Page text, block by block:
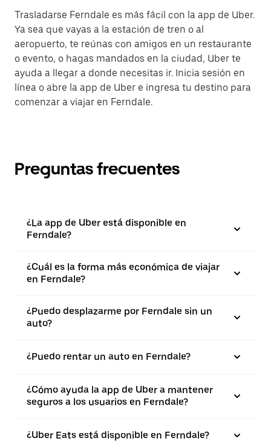
Trasladarse Ferndale es más fácil con la app de Uber.
Ya sea que vayas a la estación de tren o al
aeropuerto, te reúnas con amigos en un restaurante
o evento, o hagas mandados en la ciudad, Uber te
ayuda a llegar a donde necesitas ir. Inicia sesión en
línea o abre la app de Uber e ingresa tu destino para
comenzar a viajar en Ferndale.
Preguntas frecuentes
¿La app de Uber está disponible en
Ferndale?
¿Cuál es la forma más económica de viajar
en Ferndale?
¿Puedo desplazarme por Ferndale sin un
auto?
¿Puedo rentar un auto en Ferndale?
¿Cómo ayuda la app de Uber a mantener
seguros a los usuarios en Ferndale?
¿Uber Eats está disponible en Ferndale?